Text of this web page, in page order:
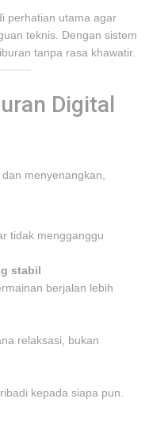
perhatian utama agar
teknis. Dengan sistem
tanpa rasa khawatir.
Digital
menyenangkan,
tidak mengganggu
stabil
berjalan lebih
relaksasi, bukan
kepada siapa pun.